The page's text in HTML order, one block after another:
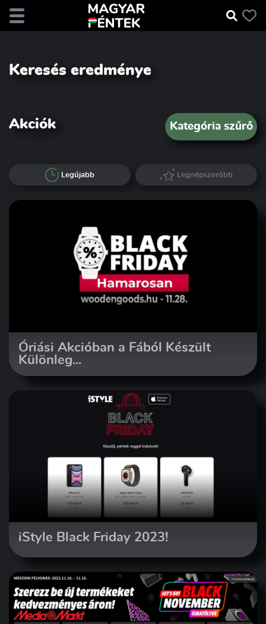
Keresés eredménye
Akciók Kategória szűrő
Legújabb Legnépszerűbb
Óriási Akcióban a Fából Készült
Különleg...
iStyle Black Friday 2023!